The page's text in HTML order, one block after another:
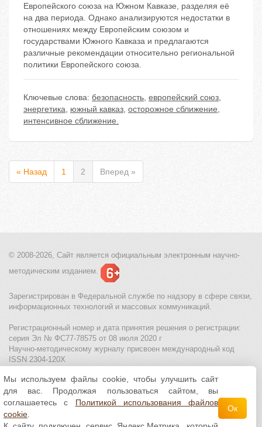
Европейского союза на Южном Кавказе, разделяя её
на два периода. Однако анализируются недостатки в
отношениях между Европейским союзом и
государствами Южного Кавказа и предлагаются
различные рекомендации относительно региональной
политики Европейского союза.
Ключевые слова: безопасность, европейский союз,
энергетика, южный кавказ, осторожное сближение,
интенсивное сближение.
« Назад 1 2 Вперед »
© 2008-2026, Сайт является официальным электронным научно-
методическим изданием.
Зарегистрирован в Федеральной службе по надзору в сфере связи,
информационных технологий и массовых коммуникаций.
Регистрационный номер и дата принятия решения о регистрации:
серия Эл № ФС77-78575 от 08 июля 2020 г
Научно-методическому журналу присвоен международный код
ISSN 2304-120X
МЦИТО|Школьные олимпиады и онлайн конкурсы для детей
Политика использования файлов cookie| Политика обработки и
защиты персональных данных
Все материалы доступны полицензии Creative
Мы используем файлы cookie, чтобы улучшить сайт
для вас. Продолжая пользоваться сайтом, вы
соглашаетесь с Политикой использования файлов
cookie
Ок